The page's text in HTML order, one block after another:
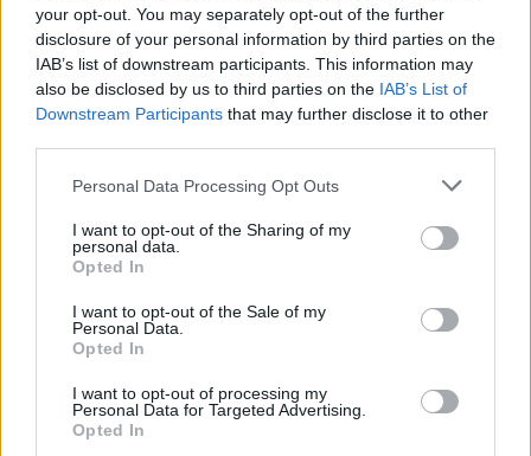
your opt-out. You may separately opt-out of the further
disclosure of your personal information by third parties on the
IAB’s list of downstream participants. This information may
also be disclosed by us to third parties on the IAB’s List of
Downstream Participants that may further disclose it to other
Personal Data Processing Opt Outs
I want to opt-out of the Sharing of my
personal data.
Opted In
I want to opt-out of the Sale of my
Personal Data.
Opted In
I want to opt-out of processing my
Personal Data for Targeted Advertising.
Opted In
Compañía de Seguros Previsión Médica
Málaga (Málaga)
Ver más